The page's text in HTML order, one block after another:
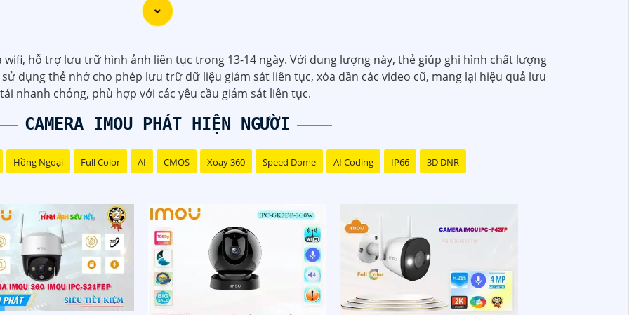
dễ dàng lắp đặt, bạn có thể tự cài đặt và sử dụng mà không cần phải thuê dịch vụ chuyên nghiệp.
xuất bởi một trong những công ty hàng đầu trong lĩnh vực an ninh và giám sát, vì vậy bạn có thể tin
thường được tích hợp các công nghệ mới như trí tuệ nhân tạo, cảm biến chuyển động thông minh
dịch vụ hỗ trợ khách hàng tốt sau khi mua sản phẩm, bảo đảm rằng bạn sẽ có sự trợ giúp nhanh
lựa chọn hoàn hảo cho Camera Wifi Imou giá rẻ.
wifi, hỗ trợ lưu trữ hình ảnh liên tục trong 13-14 ngày. Với dung lượng này, thẻ giúp ghi hình chất lượng
dụng thẻ nhớ cho phép lưu trữ dữ liệu giám sát liên tục, xóa dần các video cũ, mang lại hiệu quả lưu
nhanh chóng, phù hợp với các yêu cầu giám sát liên tục.
CAMERA IMOU PHÁT HIỆN NGƯỜI
Hồng Ngoại Full Color AI CMOS Xoay 360 Speed Dome AI Coding IP66 3D DNR